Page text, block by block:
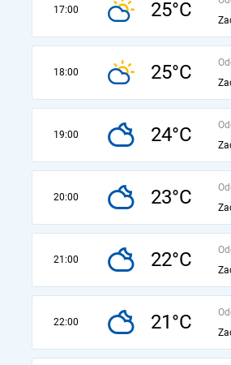
17:00 25°C
18:00 25°C
19:00 24°C
20:00 23°C
21:00 22°C
22:00 21°C